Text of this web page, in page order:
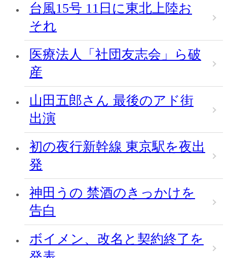
台風15号 11日に東北上陸お
それ
医療法人「社団友志会」ら破
産
山田五郎さん 最後のアド街
出演
初の夜行新幹線 東京駅を夜出
発
神田うの 禁酒のきっかけを
告白
ボイメン、改名と契約終了を